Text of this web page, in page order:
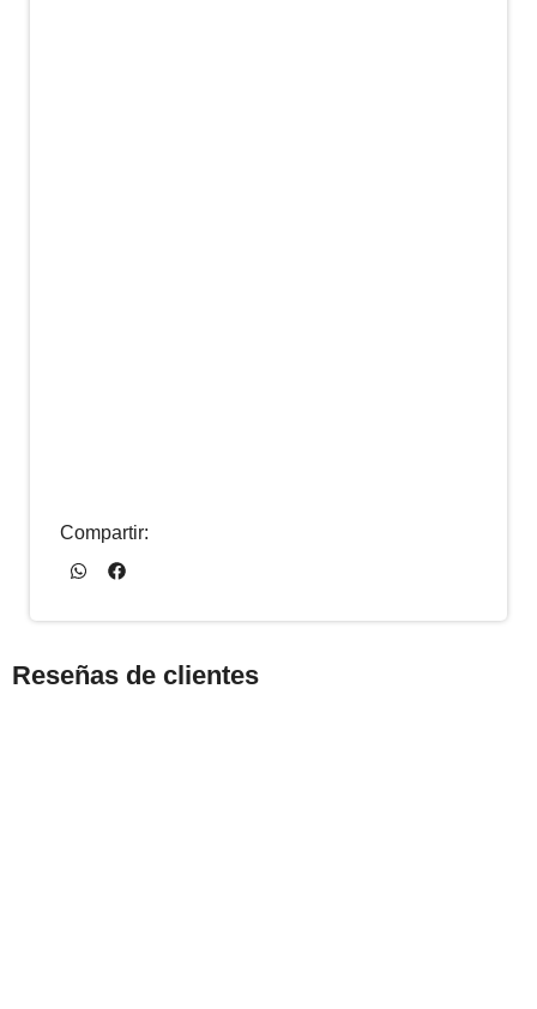
Compartir:
Reseñas de clientes